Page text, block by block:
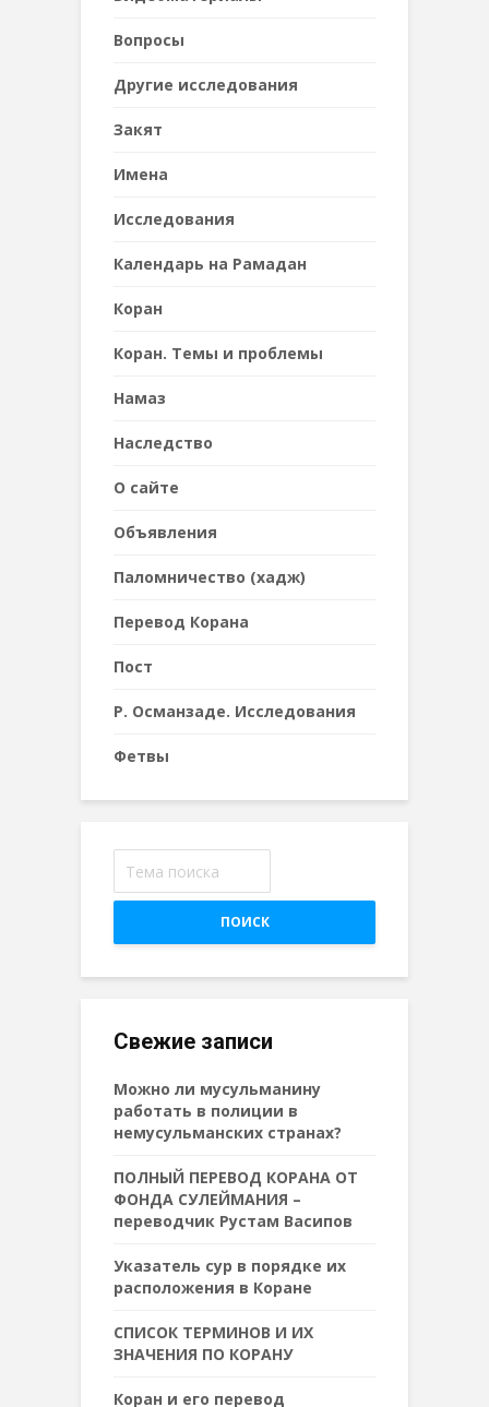
Вопросы
Другие исследования
Закят
Имена
Исследования
Календарь на Рамадан
Коран
Коран. Темы и проблемы
Намаз
Наследствo
О сайте
Объявления
Паломничество (хадж)
Перевод Корана
Пост
Р. Османзаде. Исследования
Фетвы
ПОИСК
Свежие записи
Можно ли мусульманину
работать в полиции в
немусульманских странах?
ПОЛНЫЙ ПЕРЕВОД КОРАНА ОТ
ФОНДА СУЛЕЙМАНИЯ –
переводчик Рустам Васипов
Указатель сур в порядке их
расположения в Коране
СПИСОК ТЕРМИНОВ И ИХ
ЗНАЧЕНИЯ ПО КОРАНУ
Коран и его перевод